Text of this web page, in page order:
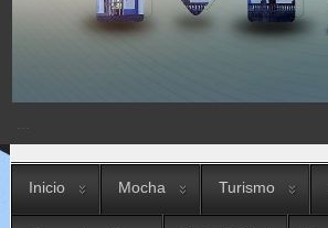
Inicio Mocha Turismo